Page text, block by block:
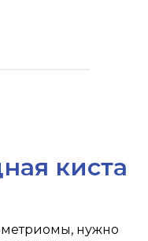
киста
нужно